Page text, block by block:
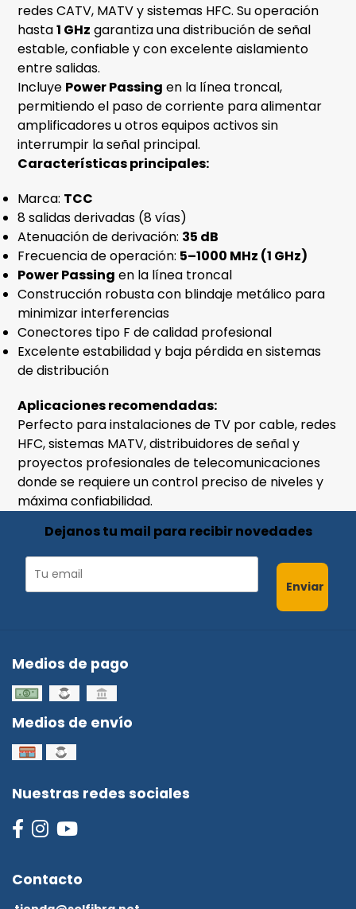
redes CATV, MATV y sistemas HFC. Su operación
hasta1 GHz garantiza una distribución de señal
estable, confiable y con excelente aislamiento
entre salidas.
Incluye Power Passing en la línea troncal,
permitiendo el paso de corriente para alimentar
amplificadores u otros equipos activos sin
interrumpir la señal principal.
Características principales:
Marca: TCC
8 salidas derivadas (8 vías)
Atenuación de derivación: 35 dB
Frecuencia de operación: 5–1000 MHz (1 GHz)
Power Passing en la línea troncal
Construcción robusta con blindaje metálico para
minimizar interferencias
Conectores tipo F de calidad profesional
Excelente estabilidad y baja pérdida en sistemas
de distribución
Aplicaciones recomendadas:
Perfecto para instalaciones de TV por cable, redes
HFC, sistemas MATV, distribuidores de señal y
proyectos profesionales de telecomunicaciones
donde se requiere un control preciso de niveles y
máxima confiabilidad.
Dejanos tu mail para recibir novedades
Enviar
Medios de pago
Medios de envío
Nuestras redes sociales
Contacto